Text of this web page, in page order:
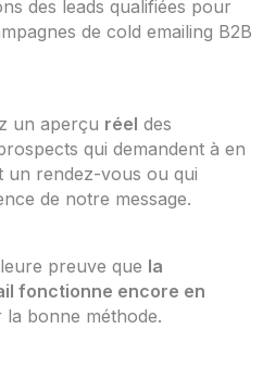
des leads qualifiées pour
de cold emailing B2B
un aperçu réel des
qui demandent à en
un rendez-vous ou qui
de notre message.
preuve que la
fonctionne encore en
la bonne méthode.